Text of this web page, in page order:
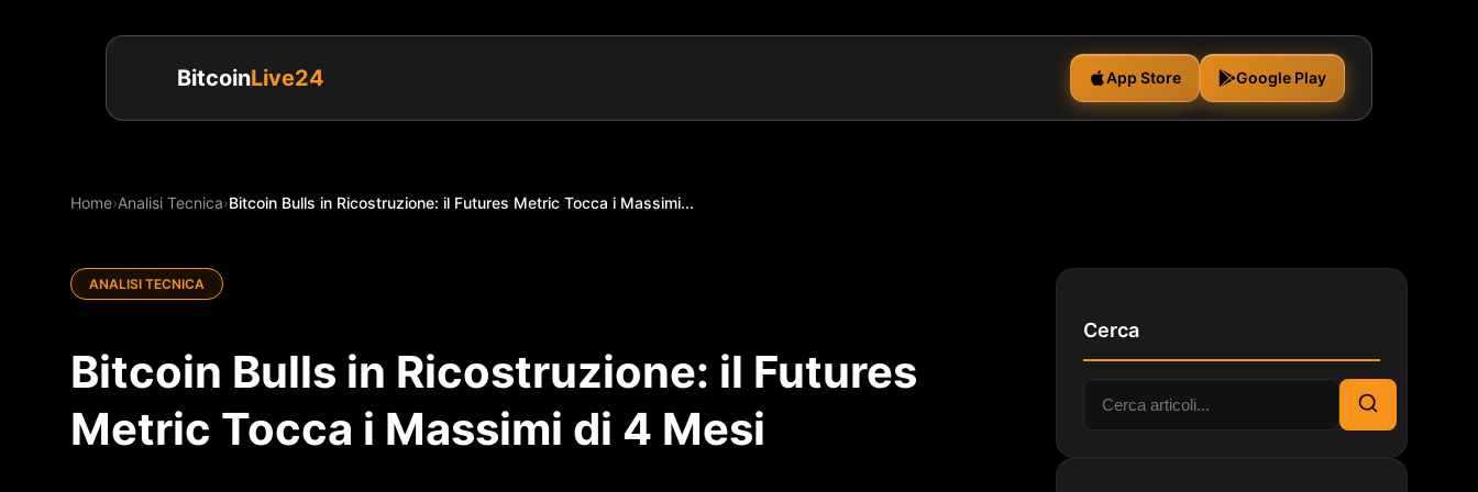
BitcoinLive24 App Store Google Play
Home›Analisi Tecnica›Bitcoin Bulls in Ricostruzione: il Futures Metric Tocca i Massimi...
ANALISI TECNICA
Bitcoin Bulls in Ricostruzione: il Futures
Metric Tocca i Massimi di 4 Mesi
Cerca
Cerca:
Cerca